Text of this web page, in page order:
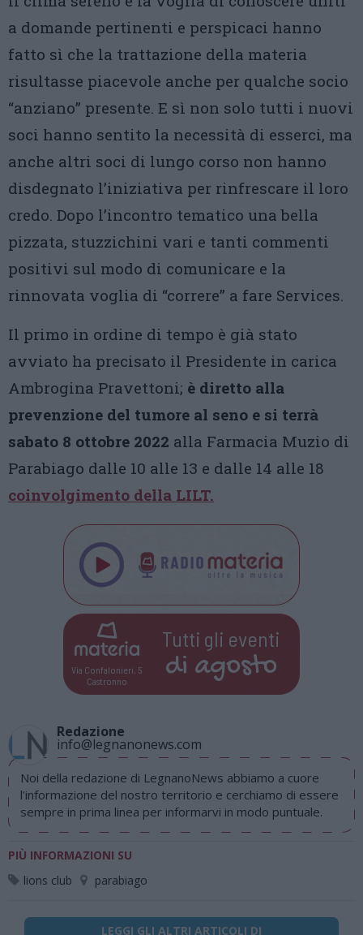
a domande pertinenti e perspicaci hanno
fatto sì che la trattazione della materia
risultasse piacevole anche per qualche socio
“anziano” presente. E sì non solo tutti i nuovi
soci hanno sentito la necessità di esserci, ma
anche altri soci di lungo corso non hanno
disdegnato l’iniziativa per rinfrescare il loro
credo. Dopo l’incontro tematico una bella
pizzata, stuzzichini vari e tanti commenti
positivi sul modo di comunicare e la
rinnovata voglia di “correre” a fare Services.
Il primo in ordine di tempo è già stato
avviato ha precisato il Presidente in carica
Ambrogina Pravettoni; è diretto alla
prevenzione del tumore al seno e si terrà
sabato 8 ottobre 2022 alla Farmacia Muzio di
Parabiago dalle 10 alle 13 e dalle 14 alle 18
coinvolgimento della LILT.
Via Confalonieri, 5
Castronno
Tutti gli eventi
di agosto
Redazione
info@legnanonews.com
Noi della redazione di LegnanoNews abbiamo a cuore
l'informazione del nostro territorio e cerchiamo di essere
sempre in prima linea per informarvi in modo puntuale.
PIÙ INFORMAZIONI SU
lions club
parabiago
LEGGI GLI ALTRI ARTICOLI DI